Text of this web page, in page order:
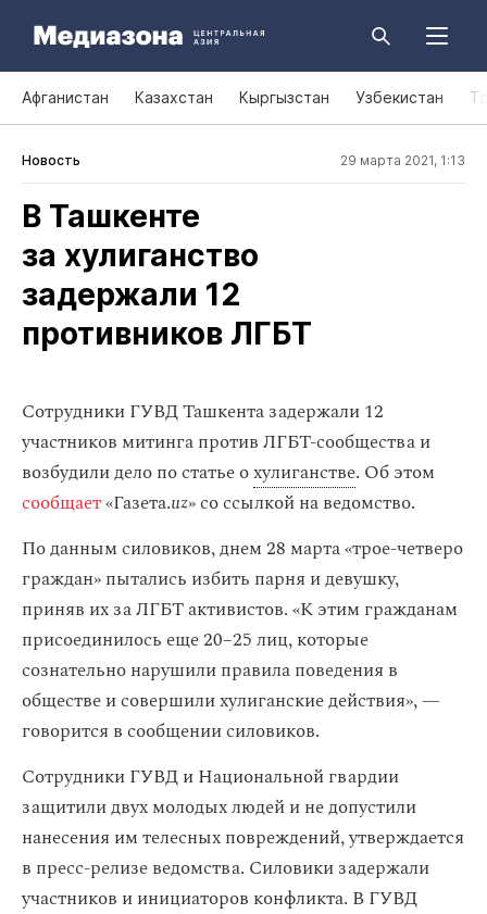
Афганистан Казахстан Кыргызстан Узбекистан
Новость 29 марта 2021, 1:13
В Ташкенте
за хулиганство
задержали 12
противников ЛГБТ
Сотрудники ГУВД Ташкента задержали 12
участников митинга против ЛГБТ-сообщества и
возбудили дело по статье охулиганстве. Об этом
сообщает«Газета.uz» со ссылкой на ведомство.
По данным силовиков, днем 28 марта «трое-четверо
граждан» пытались избить парня и девушку,
приняв их за ЛГБТ активистов. «К этим гражданам
присоединилось еще 20−25 лиц, которые
сознательно нарушили правила поведения в
обществе и совершили хулиганские действия», —
говорится в сообщении силовиков.
Сотрудники ГУВД и Национальной гвардии
защитили двух молодых людей и не допустили
нанесения им телесных повреждений, утверждается
в пресс-релизе ведомства. Силовики задержали
участников и инициаторов конфликта. В ГУВД